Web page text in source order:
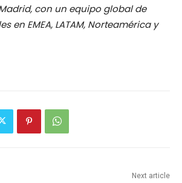
con un equipo global de
en EMEA, LATAM, Norteamérica y
Next article